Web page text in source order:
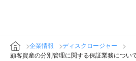
企業情報
ディスクロージャー
顧客資産の分別管理に関する保証業務につい